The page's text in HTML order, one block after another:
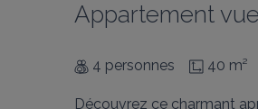
Appartement
4 personnes 40 m²
Découvrez ce charmant